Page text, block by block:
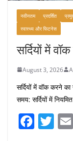
नवीनतम प्रदर्शित
स्वास्थ्य और फिटनेस
सर्दियों में
August 3, 2026
सर्दियों में वॉक करने
समय: सर्दियों में
F T